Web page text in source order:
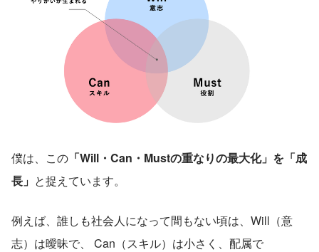
僕は、この 「Will・Can・Mustの重なりの最大化」を「成
長」 と捉えています。
例えば、誰しも社会人になって間もない頃は、Will（意
志）は曖昧で、 Can（スキル）は小さく、配属で